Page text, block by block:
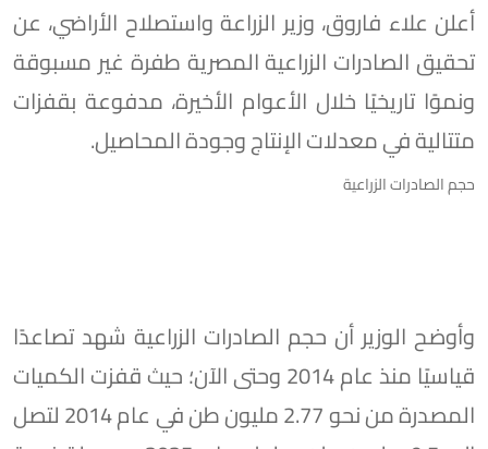
أعلن علاء فاروق، وزير الزراعة واستصلاح الأراضي، عن
تحقيق الصادرات الزراعية المصرية طفرة غير مسبوقة
ونموًا تاريخيًا خلال الأعوام الأخيرة، مدفوعة بقفزات
متتالية في معدلات الإنتاج وجودة المحاصيل.
حجم الصادرات الزراعية
وأوضح الوزير أن حجم الصادرات الزراعية شهد تصاعدًا
قياسيًا منذ عام 2014 وحتى الآن؛ حيث قفزت الكميات
المصدرة من نحو 2.77 مليون طن في عام 2014 لتصل